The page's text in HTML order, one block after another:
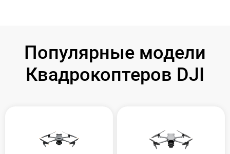
Популярные модели
Квадрокоптеров DJI